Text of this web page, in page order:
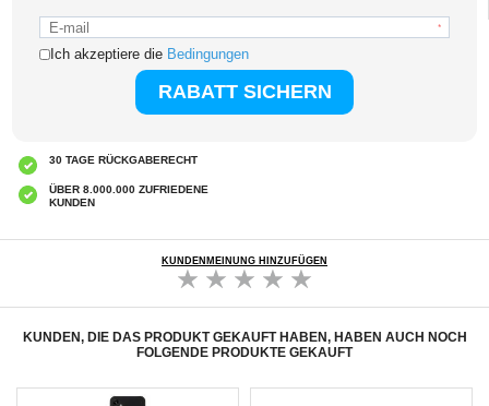
EXPRESSVERSAND
7% RABATT ERHALTEN
KUNDENBETREUUNG
30 TAGE RÜCKGABERECHT
ÜBER 8.000.000 ZUFRIEDENE
KUNDEN
KUNDENMEINUNG HINZUFÜGEN
KUNDEN, DIE DAS PRODUKT GEKAUFT HABEN, HABEN AUCH NOCH
FOLGENDE PRODUKTE GEKAUFT